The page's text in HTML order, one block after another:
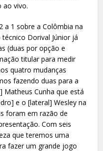
vivo.
a 1 sobre a Colômbia na
Dorival Júnior já
(duas por opção e
titular para medir
quatro mudanças
fazendo duas para a
Matheus Cunha que está
e o [lateral] Wesley na
foram em razão de
Com seis
que teremos uma
fazer um grande jogo